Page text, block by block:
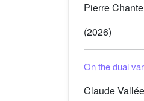
Pierre
(2026)
On the dual
Claude